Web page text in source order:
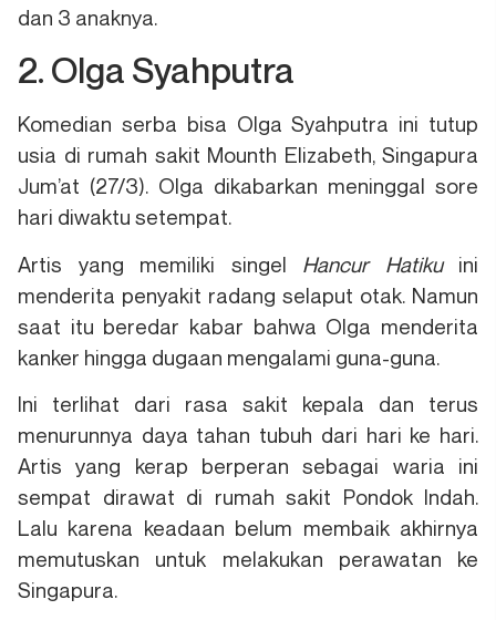
dan 3 anaknya.
2. Olga Syahputra
Komedian serba bisa Olga Syahputra ini tutup
usia di rumah sakit Mounth Elizabeth, Singapura
Jum’at (27/3). Olga dikabarkan meninggal sore
hari diwaktu setempat.
Artis yang memiliki singel Hancur Hatikuini
menderita penyakit radang selaput otak. Namun
saat itu beredar kabar bahwa Olga menderita
kanker hingga dugaan mengalami guna-guna.
Ini terlihat dari rasa sakit kepala dan terus
menurunnya daya tahan tubuh dari hari ke hari.
Artis yang kerap berperan sebagai waria ini
sempat dirawat di rumah sakit Pondok Indah.
Lalu karena keadaan belum membaik akhirnya
memutuskan untuk melakukan perawatan ke
Singapura.